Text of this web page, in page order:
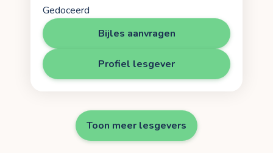
Gedoceerd
Bijles aanvragen
Profiel lesgever
Toon meer lesgevers